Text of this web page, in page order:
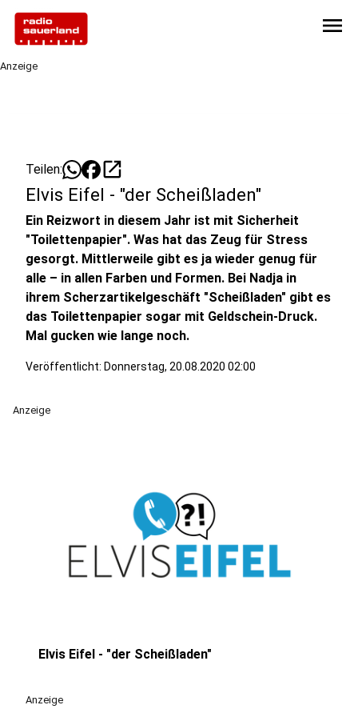
menu
Anzeige
Teilen: open_in_new
Elvis Eifel - "der Scheißladen"
Ein Reizwort in diesem Jahr ist mit Sicherheit
"Toilettenpapier". Was hat das Zeug für Stress
gesorgt. Mittlerweile gibt es ja wieder genug für
alle – in allen Farben und Formen. Bei Nadja in
ihrem Scherzartikelgeschäft "Scheißladen" gibt es
das Toilettenpapier sogar mit Geldschein-Druck.
Mal gucken wie lange noch.
Veröffentlicht: Donnerstag, 20.08.2020 02:00
Anzeige
Elvis Eifel - "der Scheißladen"
Anzeige